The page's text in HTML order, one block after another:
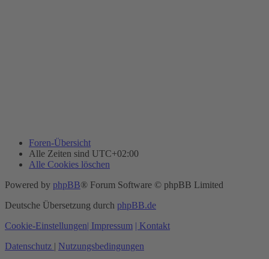
Foren-Übersicht
Alle Zeiten sind UTC+02:00
Alle Cookies löschen
Powered by phpBB® Forum Software © phpBB Limited
Deutsche Übersetzung durch phpBB.de
Cookie-Einstellungen | Impressum
| Kontakt
Datenschutz
Nutzungsbedingungen